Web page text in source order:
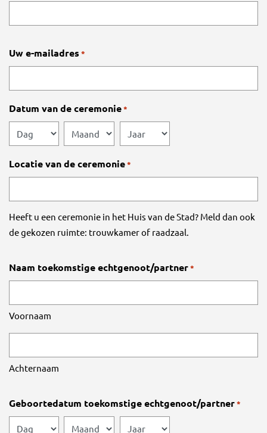
Uw e-mailadres *
Datum van de ceremonie*
Locatie van de ceremonie*
Heeft u een ceremonie in het Huis van de Stad? Meld dan ook
de gekozen ruimte: trouwkamer of raadzaal.
Naam toekomstige echtgenoot/partner*
Voornaam
Achternaam
Geboortedatum toekomstige echtgenoot/partner*